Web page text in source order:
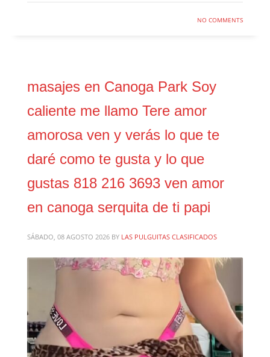
NO COMMENTS
masajes en Canoga Park Soy
caliente me llamo Tere amor
amorosa ven y verás lo que te
daré como te gusta y lo que
gustas 818 216 3693 ven amor
en canoga serquita de ti papi
SÁBADO, 08 AGOSTO 2026 BY LAS PULGUITAS CLASIFICADOS